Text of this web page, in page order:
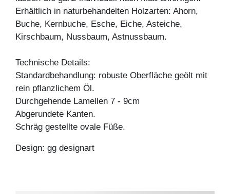
Erhältlich in naturbehandelten Holzarten: Ahorn,
Buche, Kernbuche, Esche, Eiche, Asteiche,
Kirschbaum, Nussbaum, Astnussbaum.
Technische Details:
Standardbehandlung: robuste Oberfläche geölt mit
rein pflanzlichem Öl.
Durchgehende Lamellen 7 - 9cm
Abgerundete Kanten.
Schräg gestellte ovale Füße.
Design: gg designart